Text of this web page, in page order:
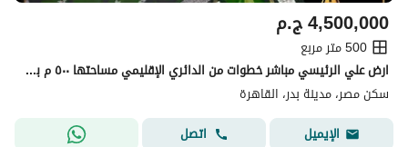
ج.م4,500,000
500 متر مربع
ارض علي الرئيسي مباشر خطوات من الدائري الإقليمي مساحتها ٥٠٠ م بسعر لقطه
سكن مصر، مدينة بدر، القاهرة
الإيميل
اتصل